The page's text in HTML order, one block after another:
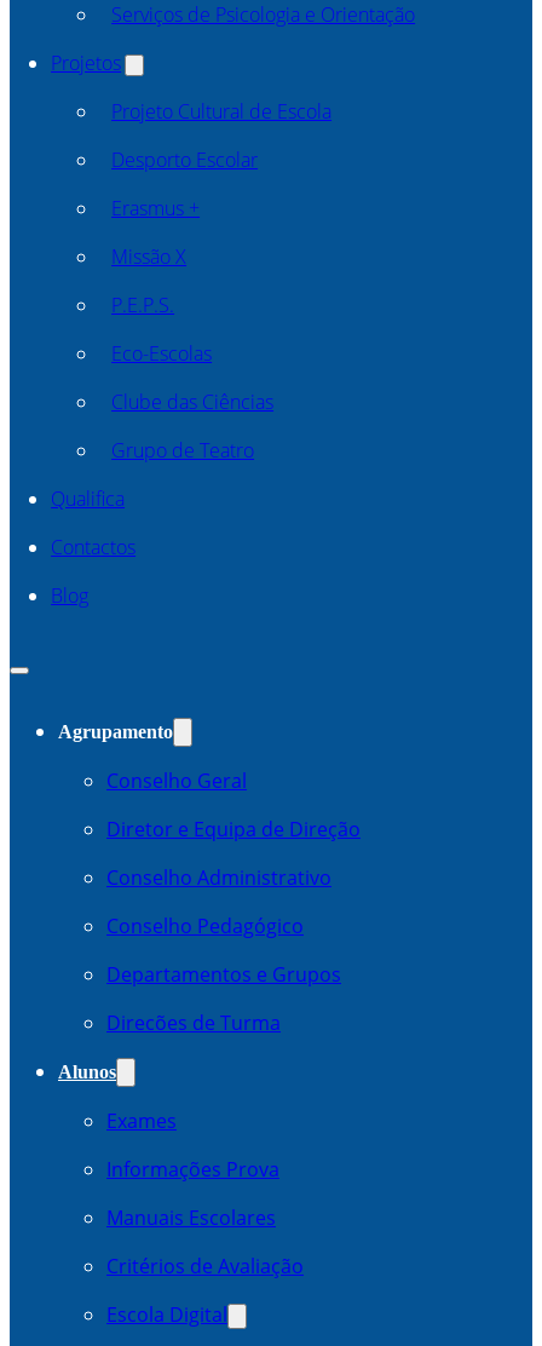
Serviços de Psicologia e Orientação
Projetos
Projeto Cultural de Escola
Desporto Escolar
Erasmus +
Missão X
P.E.P.S.
Eco-Escolas
Clube das Ciências
Grupo de Teatro
Qualifica
Contactos
Blog
Agrupamento
Conselho Geral
Diretor e Equipa de Direção
Conselho Administrativo
Conselho Pedagógico
Departamentos e Grupos
Direcões de Turma
Alunos
Exames
Informações Prova
Manuais Escolares
Critérios de Avaliação
Escola Digital